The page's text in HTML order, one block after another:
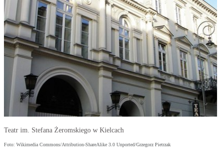
Teatr im. Stefana Żeromskiego w Kielcach
Foto: Wikimedia Commons/Attribution-ShareAlike 3.0 Unported/Grzegorz Pietrzak